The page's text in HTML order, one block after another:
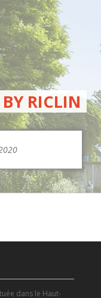
RICLIN
dans le Haut-